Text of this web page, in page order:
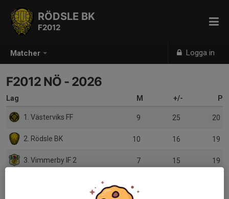
Matcher Logga in
RÖDSLE BK
F2012
F2012 NÖ - 2026
Lag M +/- P
1. Västerviks FF 9 25 20
2. Rödsle BK 10 16 19
3. Vimmerby IF 2 7 15 19